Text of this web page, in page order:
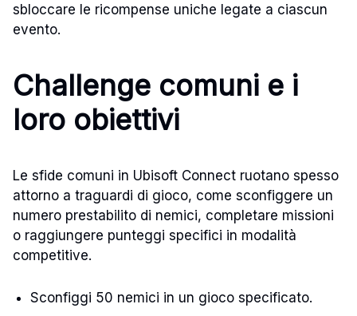
sbloccare le ricompense uniche legate a ciascun
evento.
Challenge comuni e i
loro obiettivi
Le sfide comuni in Ubisoft Connect ruotano spesso
attorno a traguardi di gioco, come sconfiggere un
numero prestabilito di nemici, completare missioni
o raggiungere punteggi specifici in modalità
competitive.
Sconfiggi 50 nemici in un gioco specificato.